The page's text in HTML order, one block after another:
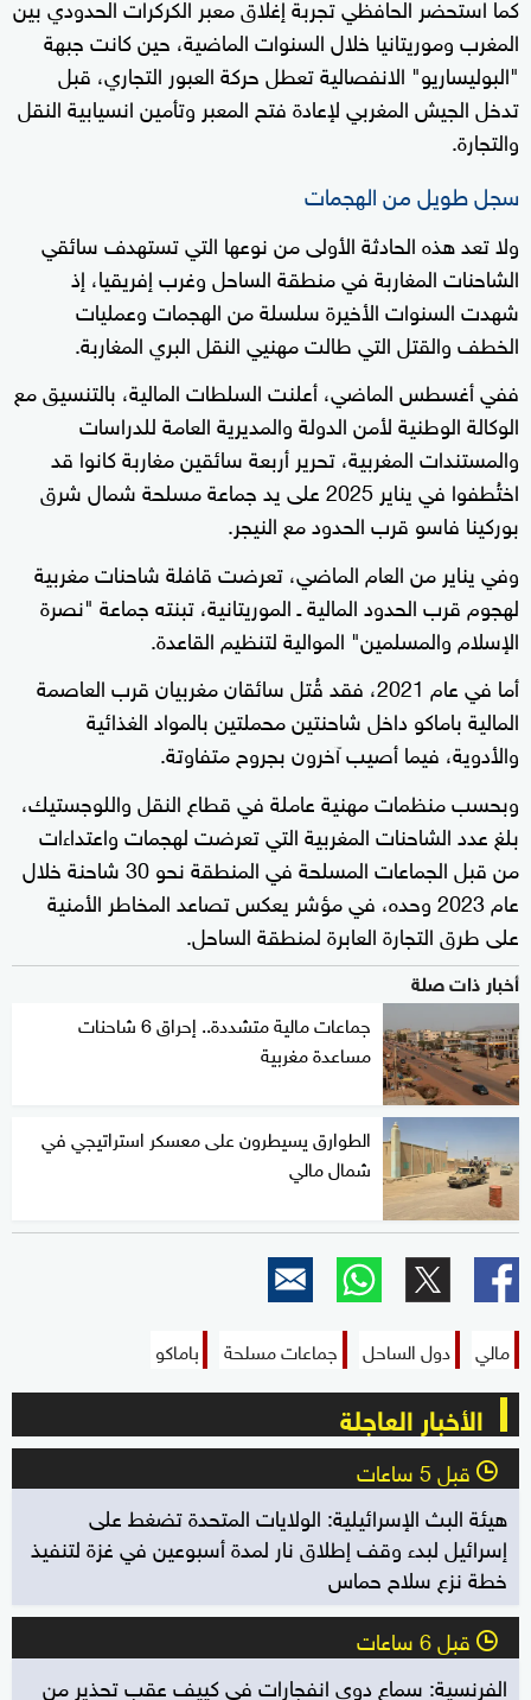
المغرب وموريتانيا خلال السنوات الماضية، حين كانت جبهة
"البوليساريو" الانفصالية تعطل حركة العبور التجاري، قبل
تدخل الجيش المغربي لإعادة فتح المعبر وتأمين انسيابية النقل
والتجارة.
سجل طويل من الهجمات
ولا تعد هذه الحادثة الأولى من نوعها التي تستهدف سائقي
الشاحنات المغاربة في منطقة الساحل وغرب إفريقيا، إذ
شهدت السنوات الأخيرة سلسلة من الهجمات وعمليات
الخطف والقتل التي طالت مهنيي النقل البري المغاربة.
ففي أغسطس الماضي، أعلنت السلطات المالية، بالتنسيق مع
الوكالة الوطنية لأمن الدولة والمديرية العامة للدراسات
والمستندات المغربية، تحرير أربعة سائقين مغاربة كانوا قد
اختُطفوا في يناير 2025 على يد جماعة مسلحة شمال شرق
بوركينا فاسو قرب الحدود مع النيجر.
وفي يناير من العام الماضي، تعرضت قافلة شاحنات مغربية
لهجوم قرب الحدود المالية ـ الموريتانية، تبنته جماعة "نصرة
الإسلام والمسلمين" الموالية لتنظيم القاعدة.
أما في عام 2021، فقد قُتل سائقان مغربيان قرب العاصمة
المالية باماكو داخل شاحنتين محملتين بالمواد الغذائية
والأدوية، فيما أصيب آخرون بجروح متفاوتة.
وبحسب منظمات مهنية عاملة في قطاع النقل واللوجستيك،
بلغ عدد الشاحنات المغربية التي تعرضت لهجمات واعتداءات
من قبل الجماعات المسلحة في المنطقة نحو 30 شاحنة خلال
عام 2023 وحده، في مؤشر يعكس تصاعد المخاطر الأمنية
على طرق التجارة العابرة لمنطقة الساحل.
أخبار ذات صلة
جماعات مالية متشددة.. إحراق 6 شاحنات
مساعدة مغربية
الطوارق يسيطرون على معسكر استراتيجي في
شمال مالي
مالي دول الساحل جماعات مسلحة باماكو
الأخبار العاجلة
l قبل 5 ساعات
هيئة البث الإسرائيلية: الولايات المتحدة تضغط على
إسرائيل لبدء وقف إطلاق نار لمدة أسبوعين في غزة لتنفيذ
خطة نزع سلاح حماس
l قبل 6 ساعات
الفرنسية: سماع دوي انفجارات في كييف عقب تحذير من